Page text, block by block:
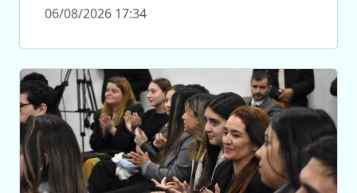
06/08/2026 17:34